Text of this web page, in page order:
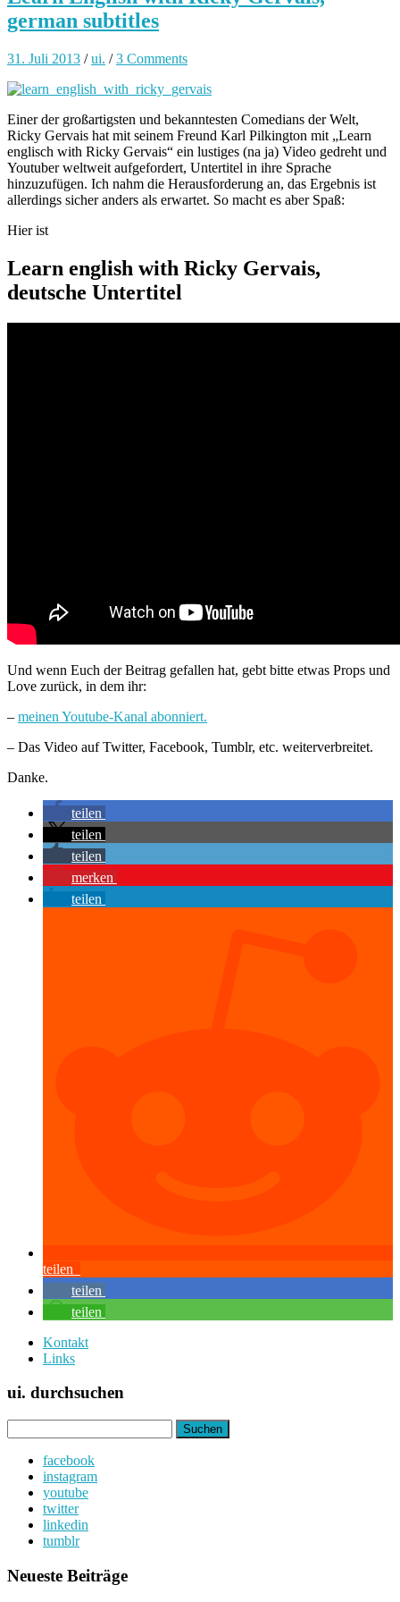
german subtitles
31. Juli 2013 /ui. /3 Comments
Einer der großartigsten und bekanntesten Comedians der Welt,
Ricky Gervais hat mit seinem Freund Karl Pilkington mit „Learn
englisch with Ricky Gervais“ ein lustiges (na ja) Video gedreht und
Youtuber weltweit aufgefordert, Untertitel in ihre Sprache
hinzuzufügen. Ich nahm die Herausforderung an, das Ergebnis ist
allerdings sicher anders als erwartet. So macht es aber Spaß:
Hier ist
Learn english with Ricky Gervais,
deutsche Untertitel
Und wenn Euch der Beitrag gefallen hat, gebt bitte etwas Props und
Love zurück, in dem ihr:
– meinen Youtube-Kanal abonniert.
– Das Video auf Twitter, Facebook, Tumblr, etc. weiterverbreitet.
Danke.
teilen
teilen
teilen
merken
teilen
teilen
teilen
teilen
Kontakt
Links
ui. durchsuchen
nach:
facebook
instagram
youtube
twitter
linkedin
tumblr
Neueste Beiträge